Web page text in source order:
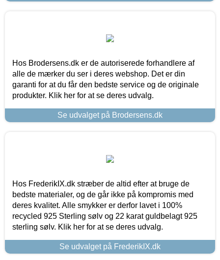
Hos Brodersens.dk er de autoriserede forhandlere af
alle de mærker du ser i deres webshop. Det er din
garanti for at du får den bedste service og de originale
produkter. Klik her for at se deres udvalg.
Se udvalget på Brodersens.dk
Hos FrederikIX.dk stræber de altid efter at bruge de
bedste materialer, og de går ikke på kompromis med
deres kvalitet. Alle smykker er derfor lavet i 100%
recycled 925 Sterling sølv og 22 karat guldbelagt 925
sterling sølv. Klik her for at se deres udvalg.
Se udvalget på FrederikIX.dk